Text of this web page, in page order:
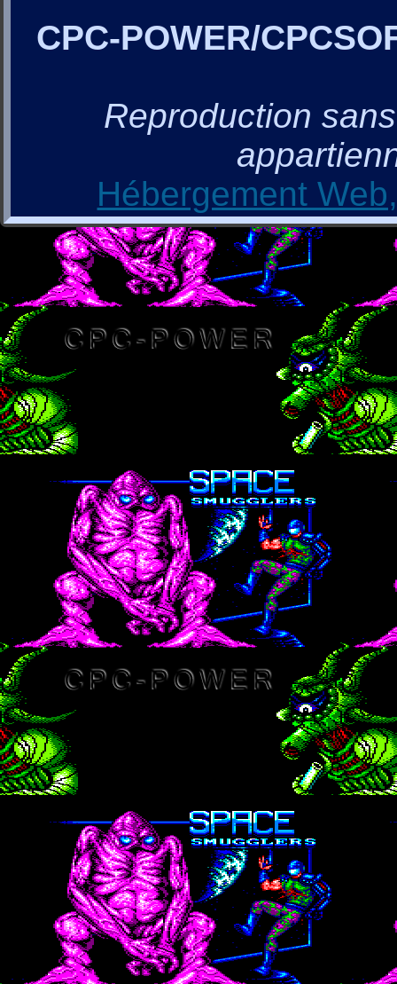
CPC-POWER/
Reproduction
Hébergement